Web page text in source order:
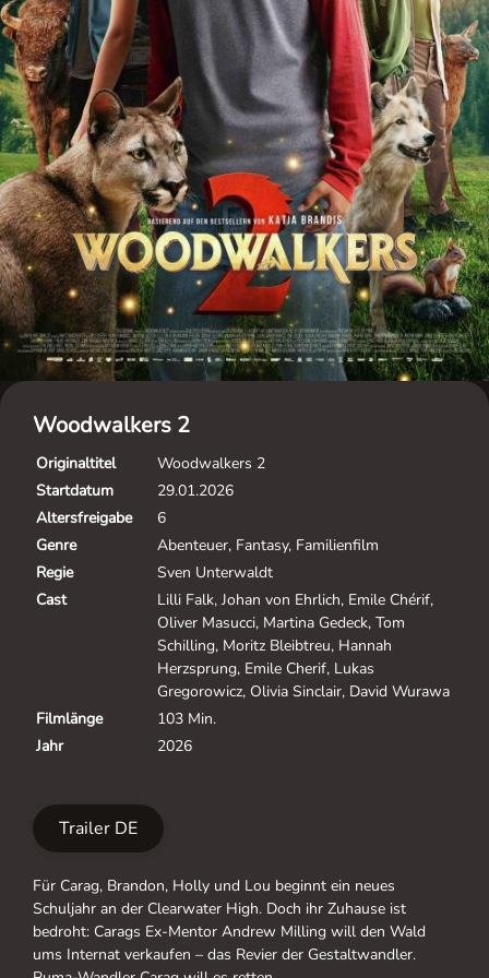
Woodwalkers 2
Originaltitel
Woodwalkers 2
Startdatum
29.01.2026
Altersfreigabe
6
Genre
Abenteuer, Fantasy, Familienfilm
Regie
Sven Unterwaldt
Cast
Lilli Falk, Johan von Ehrlich, Emile Chérif,
Oliver Masucci, Martina Gedeck, Tom
Schilling, Moritz Bleibtreu, Hannah
Herzsprung, Emile Cherif, Lukas
Gregorowicz, Olivia Sinclair, David Wurawa
Filmlänge
103 Min.
Jahr
2026
Trailer DE
Für Carag, Brandon, Holly und Lou beginnt ein neues
Schuljahr an der Clearwater High. Doch ihr Zuhause ist
bedroht: Carags Ex-Mentor Andrew Milling will den Wald
ums Internat verkaufen – das Revier der Gestaltwandler.